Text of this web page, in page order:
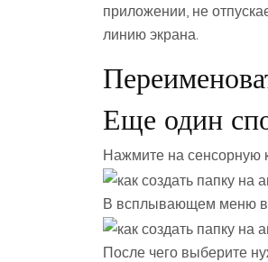
приложении, не
линию экрана.
Еще один
Нажмите на сенсорную
В всплывающем меню
После чего выберите